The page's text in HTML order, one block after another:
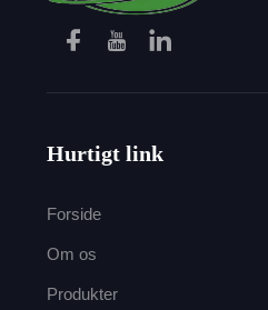
Hurtigt link
Forside
Om os
Produkter